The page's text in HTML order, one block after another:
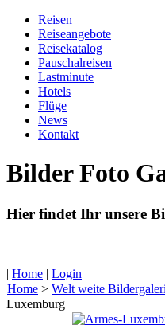
Reisen
Reiseangebote
Reisekatalog
Pauschalreisen
Lastminute
Hotels
Flüge
News
Kontakt
Bilder Foto
Hier findet Ihr unsere
| Home | Login |
Home > Welt weite
Luxemburg